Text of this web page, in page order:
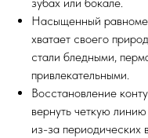
Насыщенный
хватает своего
стали бледными,
привлекательными.
Восстановление
вернуть четкую
из-за периодических